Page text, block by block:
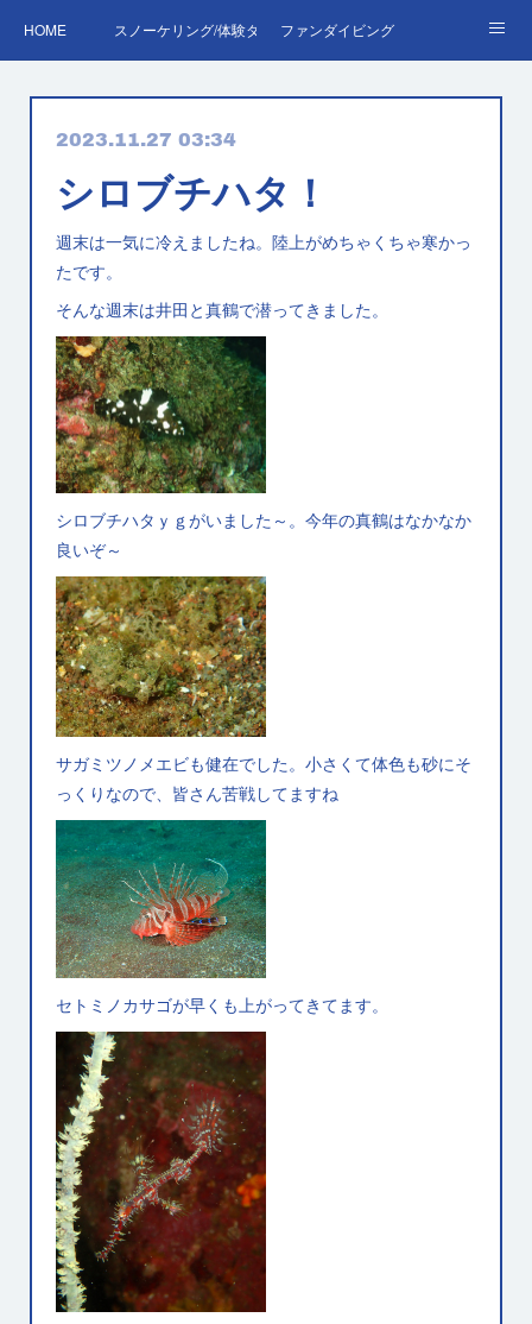
HOME スノーケリング/体験ダイビングファンダイビング
ダイビング・スキルアップレッスン｜プールで安心練習
AOW
プロへの第一歩！ダイブマスターご予約・お問い合わせ
2023.11.27 03:34
シロブチハタ！
週末は一気に冷えましたね。陸上がめちゃくちゃ寒かっ
たです。
そんな週末は井田と真鶴で潜ってきました。
シロブチハタｙｇがいました～。今年の真鶴はなかなか
良いぞ～
サガミツノメエビも健在でした。小さくて体色も砂にそ
っくりなので、皆さん苦戦してますね
セトミノカサゴが早くも上がってきてます。